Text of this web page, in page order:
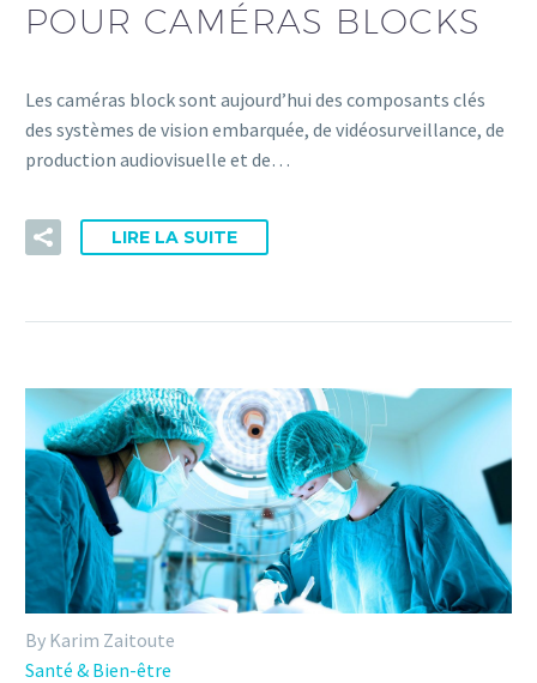
POUR CAMÉRAS BLOCKS
Les caméras block sont aujourd’hui des composants clés
des systèmes de vision embarquée, de vidéosurveillance, de
production audiovisuelle et de…
LIRE LA SUITE
By Karim Zaitoute
Santé & Bien-être